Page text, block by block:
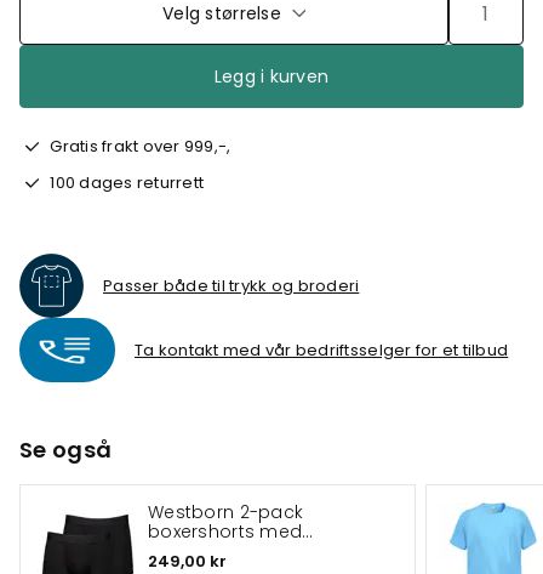
Velg størrelse
Legg i kurven
Gratis frakt over 999,-,
100 dages returrett
Passer både til trykk og broderi
Ta kontakt med vår bedriftsselger for et tilbud
Se også
Westborn 2-pack
boxershorts med
bambus
249,00 kr